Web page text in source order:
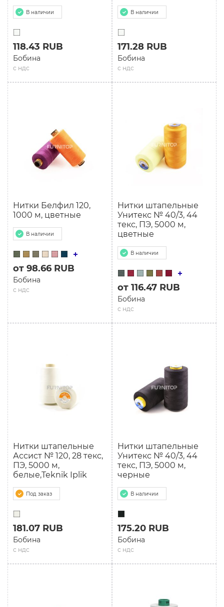
В наличии
с ндс
118.43 RUB
Бобина
В наличии
с ндс
171.28 RUB
Бобина
Нитки Белфил 120,
1000 м, цветные
В наличии
с ндс
от 98.66 RUB
Бобина
Нитки штапельные
Унитекс № 40/3, 44
текс, ПЭ, 5000 м,
цветные
В наличии
с ндс
от 116.47 RUB
Бобина
Нитки штапельные
Ассист № 120, 28 текс,
ПЭ, 5000 м,
белые,Teknik Iplik
Под заказ
с ндс
181.07 RUB
Бобина
Нитки штапельные
Унитекс № 40/3, 44
текс, ПЭ, 5000 м,
черные
В наличии
с ндс
175.20 RUB
Бобина